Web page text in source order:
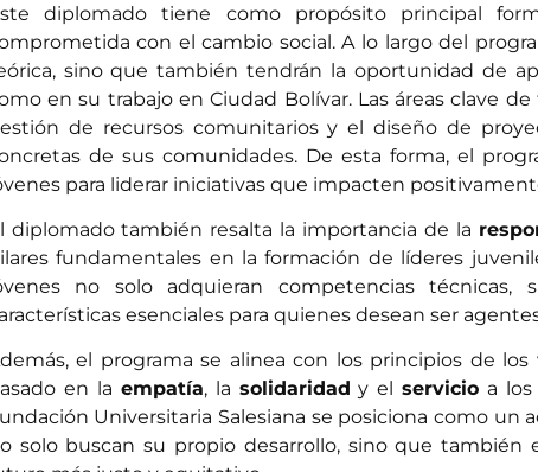
diplomado tiene como propósito principal
con el cambio social. A lo largo del
sino que también tendrán la oportunidad de
en su trabajo en Ciudad Bolívar. Las áreas clave
de recursos comunitarios y el diseño de
de sus comunidades. De esta forma, el
para liderar iniciativas que impacten
diplomado también resalta la importancia de la
fundamentales en la formación de líderes
no solo adquieran competencias
esenciales para quienes desean ser
el programa se alinea con los principios de
en la empatía, la solidaridad y elservicio a
Universitaria Salesiana se posiciona como un
solo buscan su propio desarrollo, sino que